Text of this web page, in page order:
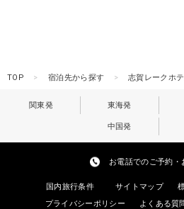
TOP 宿泊先から探す 志賀レークホ
関東発 東海発
中国発
お電話でのご予約・
国内旅行条件 サイトマップ
プライバシーポリシー
よくある質